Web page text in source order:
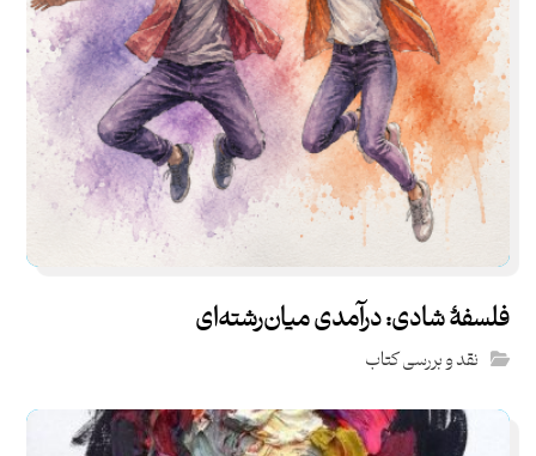
فلسفۀ شادی: درآمدی میان‌رشته‌ای
نقد و بررسی کتاب